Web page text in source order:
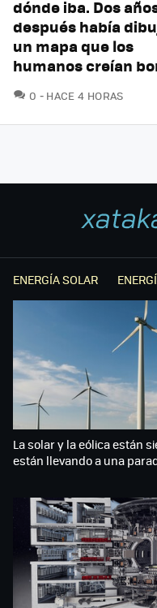
dónde iba. Dos
después había
un mapa que los
humanos creían
0 COMENTARIOS
HACE 4 HORAS
ENERGÍA SOLAR
La solar y la eólica están
están llevando a una